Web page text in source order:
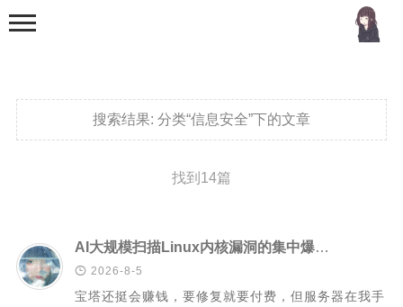
搜索结果: 分类“信息安全”下的文章
找到14篇
AI大规模扫描Linux内核漏洞的集中爆发，面板报错的系统漏洞看的我心烦
 2026-8-5
宝塔还挺会赚钱，要修复就要付费，但服务器在我手
分类